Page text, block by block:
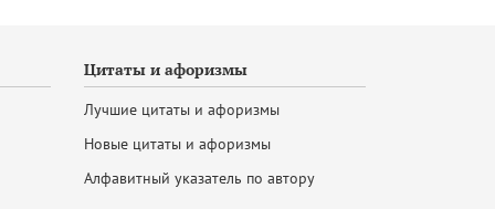
Цитаты и афоризмы
Лучшие цитаты и афоризмы
Новые цитаты и афоризмы
Алфавитный указатель по автору